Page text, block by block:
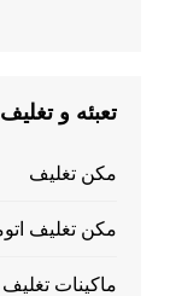
تعبئه و
مكن تغليف
مكن تغليف
ماكينات تغليف